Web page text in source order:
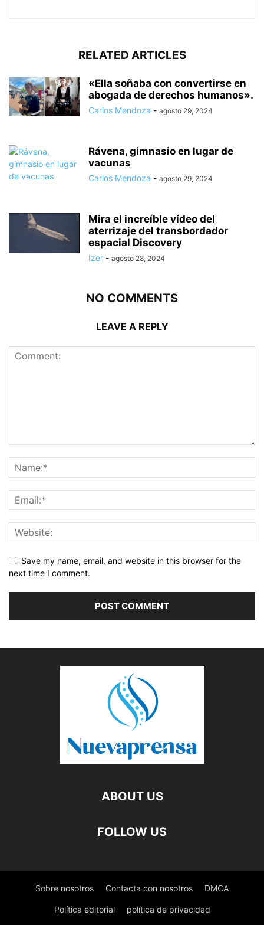
RELATED ARTICLES
«Ella soñaba con convertirse en
abogada de derechos humanos».
Carlos Mendoza - agosto 29, 2024
Rávena, gimnasio en lugar de
vacunas
Carlos Mendoza - agosto 29, 2024
Mira el increíble vídeo del
aterrizaje del transbordador
espacial Discovery
Izer - agosto 28, 2024
NO COMMENTS
LEAVE A REPLY
Save my name, email, and website in this browser for the
next time I comment.
ABOUT US
FOLLOW US
Sobre nosotros Contacta con nosotros DMCA
Política editorial política de privacidad